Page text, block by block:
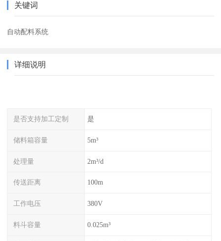
关键词
自动配料系统
详细说明
是否支持加工定制 是
储料箱容量 5m³
处理量 2m³/d
传送距离 100m
工作电压 380V
料斗容量 0.025m³